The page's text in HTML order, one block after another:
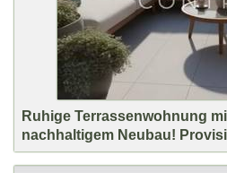
Ruhige Terrassenwohnung
nachhaltigem Neubau!